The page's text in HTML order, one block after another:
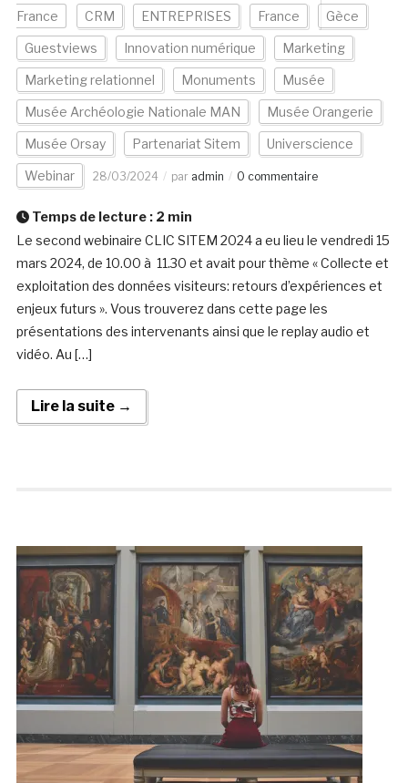
France CRM ENTREPRISES France Gèce
Guestviews Innovation numérique Marketing
Marketing relationnel Monuments Musée
Musée Archéologie Nationale MAN Musée Orangerie
Musée Orsay Partenariat Sitem Universcience
Webinar 28/03/2024 par admin 0 commentaire
Temps de lecture : 2 min
Le second webinaire CLIC SITEM 2024 a eu lieu le vendredi 15
mars 2024, de 10.00 à 11.30 et avait pour thème « Collecte et
exploitation des données visiteurs: retours d’expériences et
enjeux futurs ». Vous trouverez dans cette page les
présentations des intervenants ainsi que le replay audio et
vidéo. Au […]
Lire la suite →